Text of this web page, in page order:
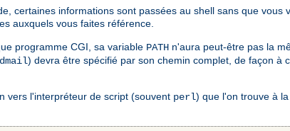
certaines informations sont passées au shell sans que vous
auxquels vous faites référence.
programme CGI, sa variable PATH n'aura peut-être pas la
) devra être spécifié par son chemin complet, de façon à
vers l'interpréteur de script (souvent perl) que l'on trouve à